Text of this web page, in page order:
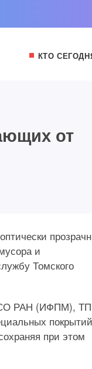
КТО
от
и
Томского
СО РАН (ИФПМ),
при этом